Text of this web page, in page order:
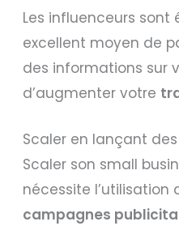
Les influenceurs sont
excellent moyen de
des informations sur
d’augmenter votre
Scaler en lançant
Scaler son small
nécessite l’utilisation
campagnes